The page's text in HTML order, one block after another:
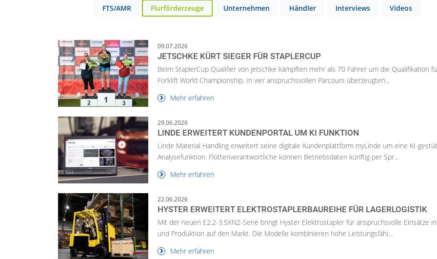
FTS/AMR Flurförderzeuge Unternehmen Händler Interviews Videos
09.07.2026
JETSCHKE KÜRT SIEGER FÜR STAPLERCUP
Beim StaplerCup Qualifier von Jetschke kämpften mehr als 70 Fahrer um die Qualifikation
Forklift World Championship. In vier anspruchsvollen Parcours überzeugten...
Mehr erfahren
29.06.2026
LINDE ERWEITERT KUNDENPORTAL UM KI FUNKTION
Linde Material Handling erweitert seine digitale Kundenplattform myLinde um eine KI-
Analysefunktion. Flottenverantwortliche können Betriebsdaten künftig per Spr...
Mehr erfahren
22.06.2026
HYSTER ERWEITERT ELEKTROSTAPLERBAUREIHE FÜR LAGERLOGISTIK
Mit der neuen E2.2-3.5XN2-Serie bringt Hyster Elektrostapler für anspruchsvolle Einsätze
und Produktion auf den Markt. Die Modelle kombinieren hohe Leistungsfähi...
Mehr erfahren